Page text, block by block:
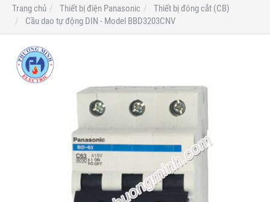
Trang chủ
Thiết bị điện Panasonic
Thiết bị đóng cắt (CB)
Cầu dao tự động DIN - Model BBD3203CNV